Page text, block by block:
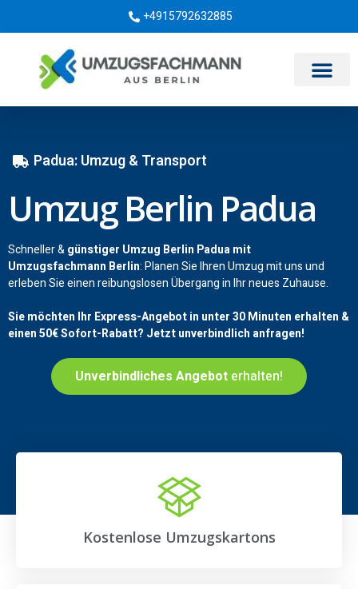
+4915792632885
Padua: Umzug & Transport
Umzug Berlin Padua
Schneller &günstiger Umzug Berlin Padua mit
Umzugsfachmann Berlin: Planen Sie Ihren Umzug mit uns und
erleben Sie einen reibungslosen Übergang in Ihr neues Zuhause.
Sie möchten Ihr Express-Angebot in unter 30 Minuten erhalten &
einen50€Sofort-Rabatt? Jetzt unverbindlich anfragen!
Unverbindliches Angebot erhalten!
Kostenlose Umzugskartons